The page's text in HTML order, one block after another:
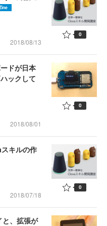
2018/08/13
0
ドが日本
ックして
2018/08/01
0
キルの作
2018/07/18
0
、拡張が